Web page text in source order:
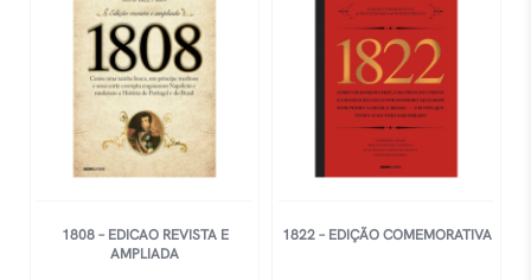
1808 – EDICAO REVISTA E
AMPLIADA
1822 – EDIÇÃO COMEMORATIVA